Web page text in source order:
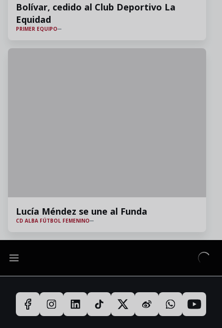
Bolívar, cedido al Club Deportivo La
Equidad
PRIMER EQUIPO
Lucía Méndez se une al Funda
CD ALBA FÚTBOL FEMENINO